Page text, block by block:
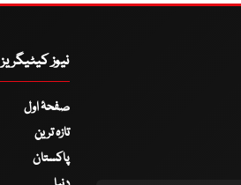
نیوز کیٹیگریز
صفحۂ اول
تازہ ترین
پاکستان